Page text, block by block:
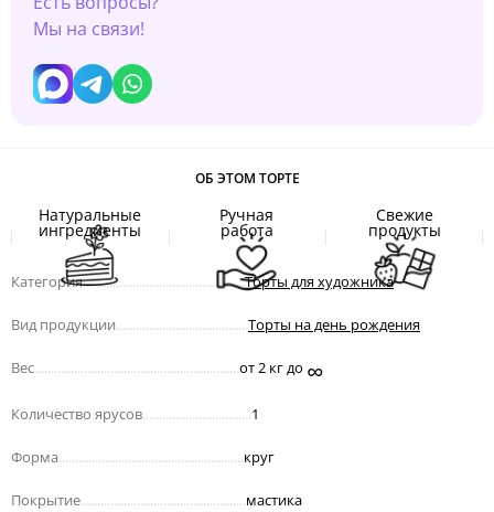
Мы на связи!
ОБ ЭТОМ ТОРТЕ
Натуральные
ингредиенты
Ручная
работа
Свежие
продукты
Категория.................................................Торты для художника
Вид продукции Торты на день рождения
Вес от 2 кг до ∞
Количество ярусов 1
Форма круг
Покрытие мастика